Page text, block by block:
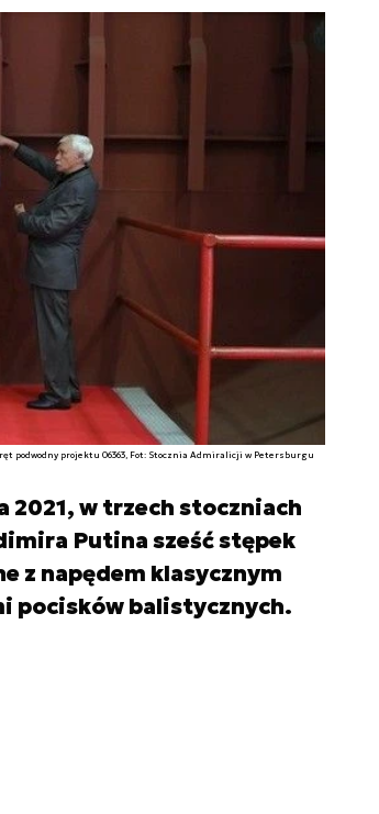
podwodny projektu 06363, Fot: Stocznia Admiralicji w Petersburgu
w trzech stoczniach
Putina sześć stępek
z napędem klasycznym
pocisków balistycznych.